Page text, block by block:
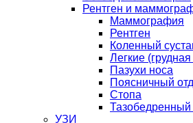
Рентген и
Маммография
Рентген
Коленный
Легкие (грудная
Пазухи носа
Поясничный
Стопа
Тазобедренный
УЗИ